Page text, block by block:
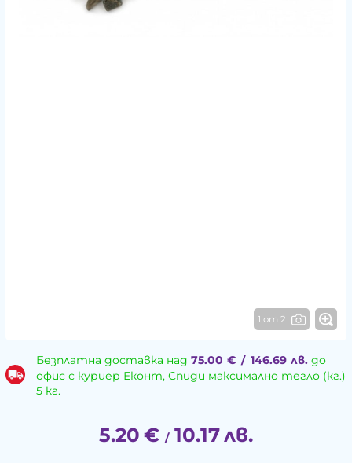
1 от 2
Безплатна доставка над 75.00 € / 146.69 лв.до
офис с куриер Еконт, Спиди максимално тегло (кг.)
5 кг.
5.20 € / 10.17лв.